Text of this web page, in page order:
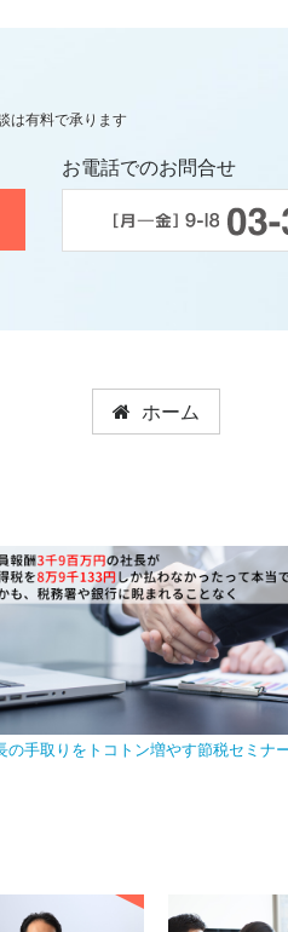
は有料で承ります
お電話でのお問合せ
ホーム
の手取りをトコトン増やす節税セミナ